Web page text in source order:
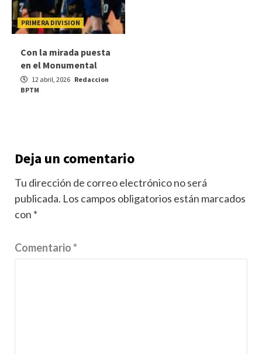
PRIMERA DIVISION
Con la mirada puesta
en el Monumental
12 abril, 2026 Redaccion
BPTM
Deja un comentario
Tu dirección de correo electrónico no será
publicada. Los campos obligatorios están marcados
con *
Comentario*